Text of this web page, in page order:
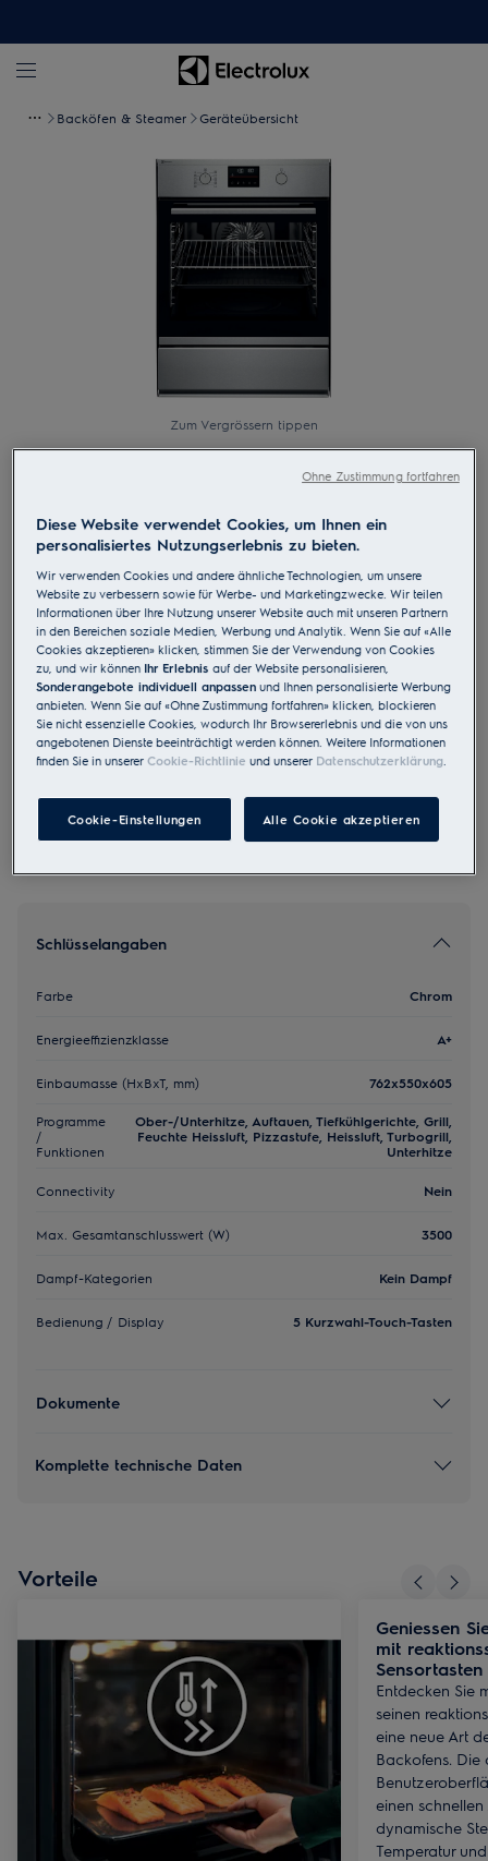
Backöfen & Steamer Geräteübersicht
Zum Vergrössern tippen
Einbaubackofen SMS Chrom
4.6 (69)
EU Produkt Fiche
CHF 1’790.00
Schlüsselangaben
Farbe Chrom
Energieeffizienzklasse A+
Einbaumasse (HxBxT, mm) 762x550x605
Programme
/
Funktionen
Ober-/Unterhitze, Auftauen, Tiefkühlgerichte, Grill,
Feuchte Heissluft, Pizzastufe, Heissluft, Turbogrill,
Unterhitze
Connectivity Nein
Max. Gesamtanschlusswert (W) 3500
Dampf-Kategorien Kein Dampf
Bedienung / Display 5 Kurzwahl-Touch-Tasten
Dokumente
Komplette technische Daten
Vorteile
Geniessen
mit
Sensortasten
Entdecken Sie
seinen
eine neue Art
Backofens. Die
einen
dynamische
Temperatur
Diese Website verwendet Cookies, um Ihnen ein
personalisiertes Nutzungserlebnis zu bieten.
Wir verwenden Cookies und andere ähnliche Technologien, um unsere
Website zu verbessern sowie für Werbe- und Marketingzwecke. Wir teilen
Informationen über Ihre Nutzung unserer Website auch mit unseren Partnern
in den Bereichen soziale Medien, Werbung und Analytik. Wenn Sie auf «Alle
Cookies akzeptieren» klicken, stimmen Sie der Verwendung von Cookies
zu, und wir können Ihr Erlebnisauf der Website personalisieren,
Sonderangebote individuell anpassen und Ihnen personalisierte Werbung
anbieten. Wenn Sie auf «Ohne Zustimmung fortfahren» klicken, blockieren
Sie nicht essenzielle Cookies, wodurch Ihr Browsererlebnis und die von uns
angebotenen Dienste beeinträchtigt werden können. Weitere Informationen
finden Sie in unsererCookie-Richtlinie und unserer Datenschutzerklärung.
Cookie-Einstellungen Alle Cookie akzeptieren
Ohne Zustimmung fortfahren